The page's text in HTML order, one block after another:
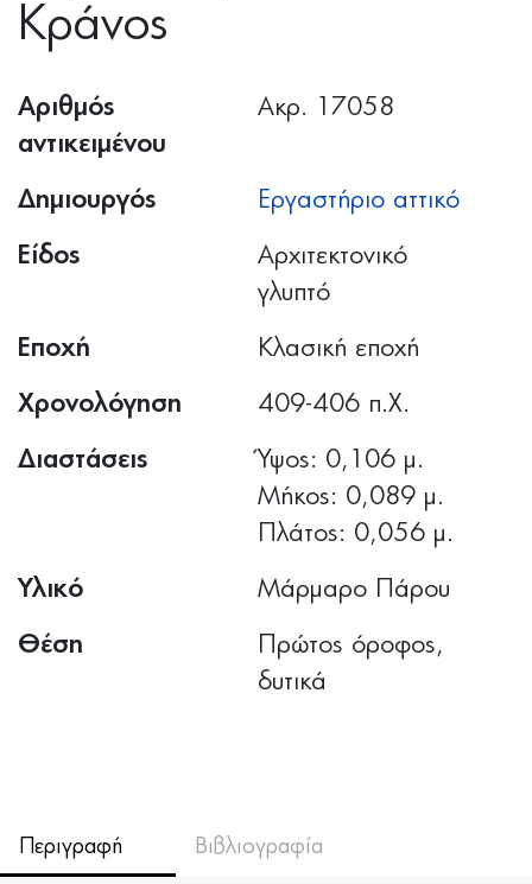
Κράνος
Αριθμός
αντικειμένου
Ακρ. 17058
Δημιουργός Εργαστήριο αττικό
Είδος
Αρχιτεκτονικό
γλυπτό
Εποχή Κλασική εποχή
Χρονολόγηση 409-406 π.Χ.
Διαστάσεις
Ύψος: 0,106 μ.
Μήκος: 0,089 μ.
Πλάτος: 0,056 μ.
Υλικό Μάρμαρο Πάρου
Θέση
Πρώτος όροφος,
δυτικά
Περιγραφή Βιβλιογραφία